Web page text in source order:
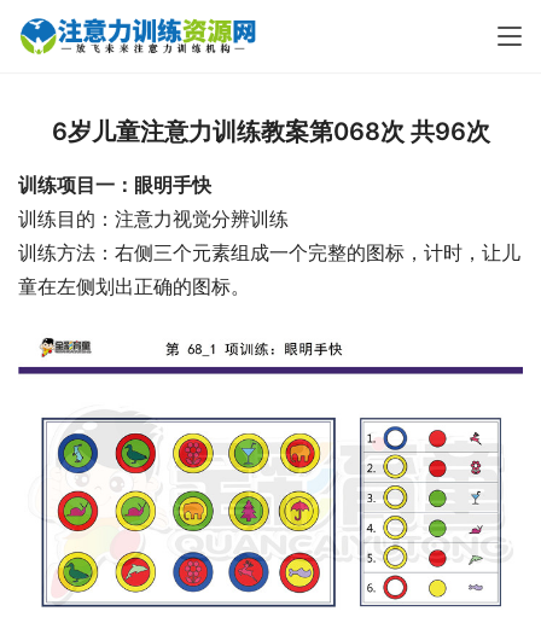
6岁儿童注意力训练教案第068次 共96次
训练项目一：眼明手快
训练目的：注意力视觉分辨训练
训练方法：右侧三个元素组成一个完整的图标，计时，让儿
童在左侧划出正确的图标。